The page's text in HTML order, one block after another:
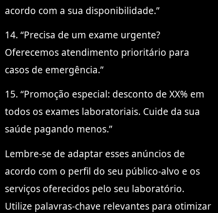
acordo com a sua disponibilidade.”
14. “Precisa de um exame urgente?
Oferecemos atendimento prioritário para
casos de emergência.”
15. “Promoção especial: desconto de XX% em
todos os exames laboratoriais. Cuide da sua
saúde pagando menos.”
Lembre-se de adaptar esses anúncios de
acordo com o perfil do seu público-alvo e os
serviços oferecidos pelo seu laboratório.
Utilize palavras-chave relevantes para otimizar